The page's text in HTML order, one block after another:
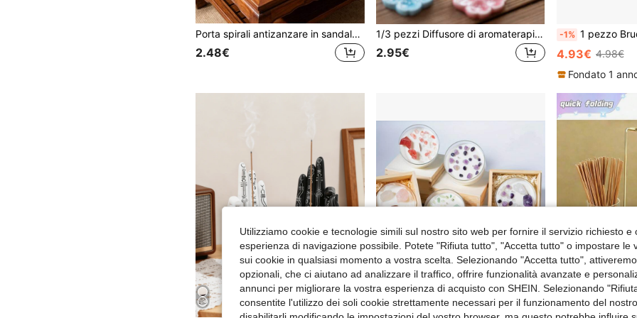
Porta spirali antizanzare in sandalo, supporto per incenso, rastrelliera a parete per spirali, vassoio per incenso, bruciatore domestico, scatola portatile antizanzare ignifuga per giardino e campeggio, adatto per spirali e incenso di sandalo, strumento decorativo antinsetto per soggiorno e uso esterno
2.48€
1/3 pezzi Diffusore di aromaterapia elegante a forma di fiore di ciliegio - Portaincenso in ceramica decorativo per la casa, ufficio e sala da tè, diffusore di aromaterapia portatile in resina, design floreale carino adatto per la decorazione della casa, studio di yoga e uso di aromaterapia, perfetto per le donne, regali di inaugurazione e festività
2.95€
-1% 1 pezzo Bruciatore di incenso a cascata per laghetto da giardino | Adatto per purificazione dell'aria,
4.93€ 4.98€
Fondato 1
Utilizziamo cookie e tecnologie simili sul nostro sito web per fornire il servizio richiesto e
esperienza di navigazione possibile. Potete "Rifiuta tutto", "Accetta tutto" o impostare le
sui cookie in qualsiasi momento a vostra scelta. Selezionando "Accetta tutto",
opzionali, che ci aiutano ad analizzare il traffico, offrire funzionalità avanzate e
annunci per migliorare la vostra esperienza di acquisto con SHEIN. Selezionando
consentite l'utilizzo dei soli cookie strettamente necessari per il funzionamento del